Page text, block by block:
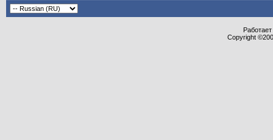
Copyright